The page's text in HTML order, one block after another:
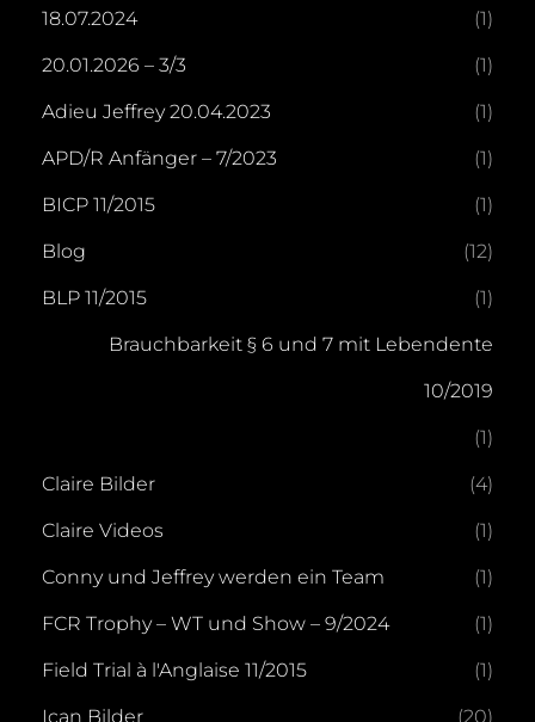
18.07.2024 (1)
20.01.2026 – 3/3 (1)
Adieu Jeffrey 20.04.2023 (1)
APD/R Anfänger – 7/2023 (1)
BICP 11/2015 (1)
Blog (12)
BLP 11/2015 (1)
Brauchbarkeit § 6 und 7 mit Lebendente
10/2019
(1)
Claire Bilder (4)
Claire Videos (1)
Conny und Jeffrey werden ein Team (1)
FCR Trophy – WT und Show – 9/2024 (1)
Field Trial à l'Anglaise 11/2015 (1)
Ican Bilder (20)